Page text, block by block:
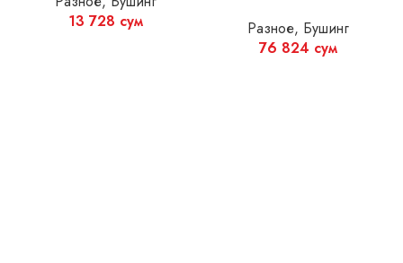
13 728 сум Разное, Бушинг
76 824 сум